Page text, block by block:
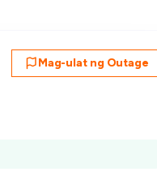
Mag-ulat ng Outage